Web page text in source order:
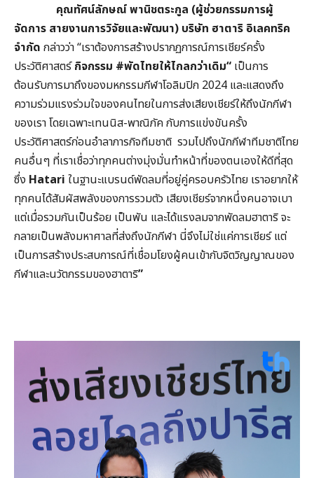
คุณทัศน์ลักษณ์ พานิชตระกูล (ผู้ช่วยกรรมการผู้
จัดการ สายงานการวิจัยและพัฒนา) บริษัท ฮาตาริ อิเลคทริค
จำกัด กล่าวว่า “เราต้องการสร้างปรากฏการณ์การเชียร์ครั้ง
ประวัติศาสตร์กิจกรรม #พัดไทยให้ไกลกว่าเดิม“ เป็นการ
ต้อนรับการมาถึงของมหกรรมกีฬาโอลิมปิก 2024 และแสดงถึง
ความร่วมแรงร่วมใจของคนไทยในการส่งเสียงเชียร์ให้ถึงนักกีฬา
ของเรา โดยเฉพาะเทนนิส-พาณิภัค กับการแข่งขันครั้ง
ประวัติศาสตร์ก่อนอำลาภารกิจทีมชาติ รวมไปถึงนักกีฬาทีมชาติไทย
คนอื่นๆ ที่เราเชื่อว่าทุกคนต่างมุ่งมั่นทำหน้าที่ของตนเองให้ดีที่สุด
ซึ่ง Hatari ในฐานะแบรนด์พัดลมที่อยู่คู่ครอบครัวไทย เราอยากให้
ทุกคนได้สัมผัสพลังของการรวมตัว เสียงเชียร์จากหนึ่งคนอาจเบา
แต่เมื่อรวมกันเป็นร้อย เป็นพัน และได้แรงลมจากพัดลมฮาตาริ จะ
กลายเป็นพลังมหาศาลที่ส่งถึงนักกีฬา นี่จึงไม่ใช่แค่การเชียร์ แต่
เป็นการสร้างประสบการณ์ที่เชื่อมโยงผู้คนเข้ากับจิตวิญญาณของ
กีฬาและนวัตกรรมของฮาตาริ”